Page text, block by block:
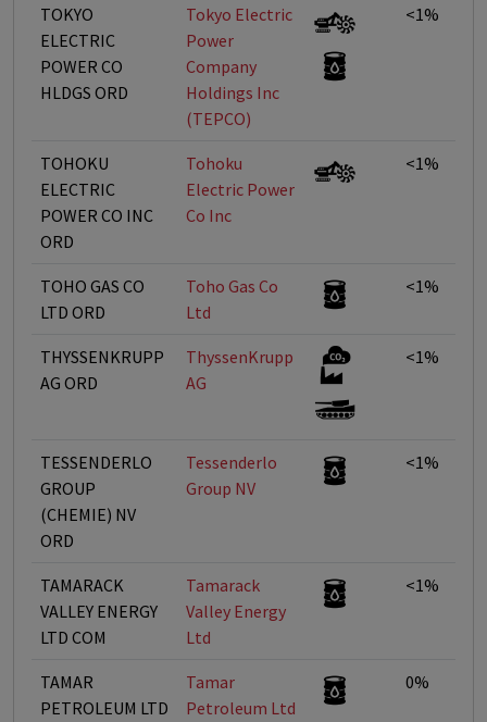
TOKYO
ELECTRIC
POWER CO
HLDGS ORD
Tokyo Electric
Power
Company
Holdings Inc
(TEPCO)
<1%
TOHOKU
ELECTRIC
POWER CO INC
ORD
Tohoku
Electric Power
Co Inc
<1%
TOHO GAS CO
LTD ORD
Toho Gas Co
Ltd
<1%
THYSSENKRUPP
AG ORD
ThyssenKrupp
AG
<1%
TESSENDERLO
GROUP
(CHEMIE) NV
ORD
Tessenderlo
Group NV
<1%
TAMARACK
VALLEY ENERGY
LTD COM
Tamarack
Valley Energy
Ltd
<1%
TAMAR
PETROLEUM LTD
Tamar
Petroleum Ltd
0%